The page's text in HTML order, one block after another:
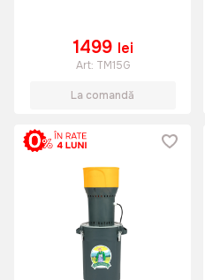
1499 lei
Art: TM15G
La comandă